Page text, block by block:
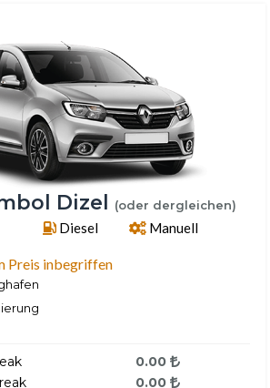
Dizel (oder dergleichen)
Diesel Manuell
Preis inbegriffen
0.00
0.00